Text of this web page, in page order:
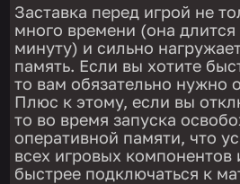
Заставка перед игрой не
много времени (она
минуту) и сильно
память. Если вы хотите
то вам обязательно нужно
Плюс к этому, если вы
то во время запуска
оперативной памяти, что
всех игровых
быстрее подключаться к